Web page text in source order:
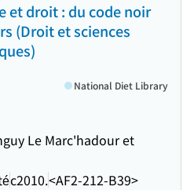
et droit : du code noir
(Droit et sciences
Le Marc'hadour et
c2010.<AF2-212-B39>
National Diet Library